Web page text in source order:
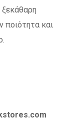
ποιότητα και